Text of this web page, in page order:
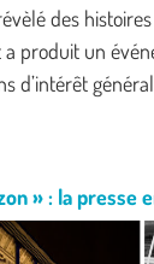
des
produit un
d’intérêt
» : la presse